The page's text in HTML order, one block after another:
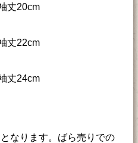
丈20cm
丈22cm
丈24cm
なります。ばら売りでの